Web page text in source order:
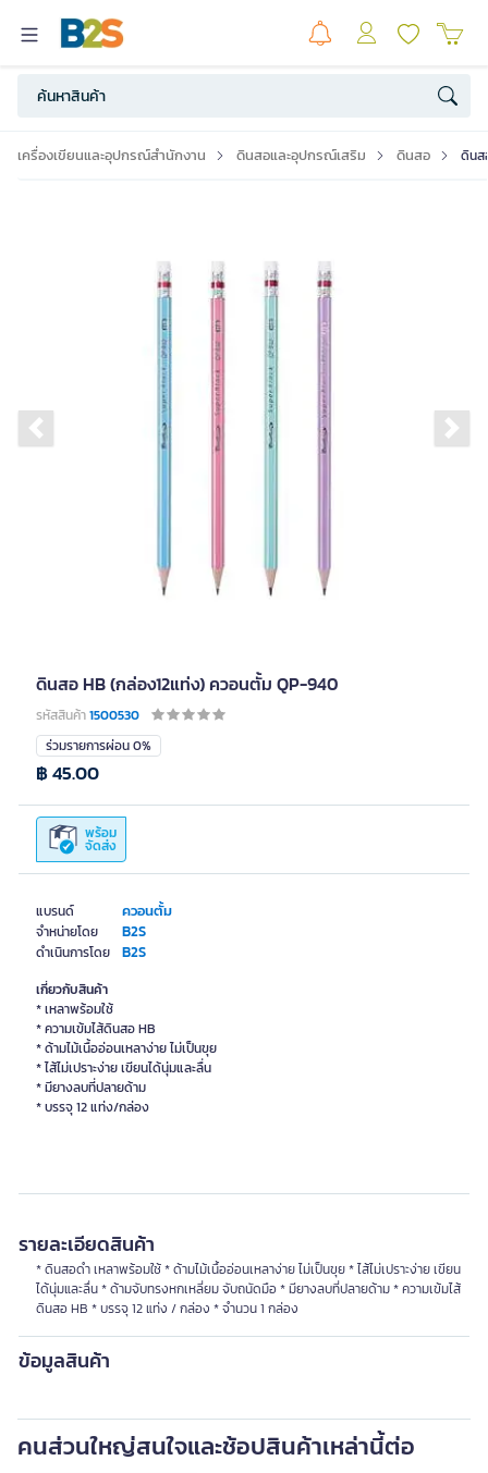
เครื่องเขียนและอุปกรณ์สำนักงาน ดินสอและอุปกรณ์เสริม ดินสอ ดินส
Previous slide
ดินสอ HB (กล่อง12แท่ง) ควอนตั้ม QP-940
รหัสสินค้า1500530
แบรนด์ ควอนตั้ม
จำหน่ายโดย B2S
ดำเนินการโดย B2S
ร่วมรายการผ่อน 0%
พร้อม
จัดส่ง
฿ 45.00
เกี่ยวกับสินค้า
* เหลาพร้อมใช้
* ความเข้มไส้ดินสอ HB
* ด้ามไม้เนื้ออ่อนเหลาง่าย ไม่เป็นขุย
* ไส้ไม่เปราะง่าย เขียนได้นุ่มและลื่น
* มียางลบที่ปลายด้าม
* บรรจุ 12 แท่ง/กล่อง
รายละเอียดสินค้า
* ดินสอดำ เหลาพร้อมใช้ * ด้ามไม้เนื้ออ่อนเหลาง่าย ไม่เป็นขุย * ไส้ไม่เปราะง่าย เขียน
ได้นุ่มและลื่น * ด้ามจับทรงหกเหลี่ยม จับถนัดมือ * มียางลบที่ปลายด้าม * ความเข้มไส้
ดินสอ HB * บรรจุ 12 แท่ง / กล่อง * จำนวน 1 กล่อง
ข้อมูลสินค้า
คนส่วนใหญ่สนใจและช้อปสินค้าเหล่านี้ต่อ